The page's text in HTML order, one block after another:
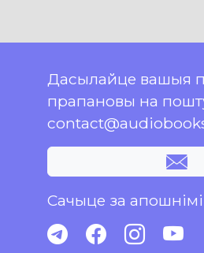
Дасылайце вашыя
прапановы на
Сачыце за апошнімі